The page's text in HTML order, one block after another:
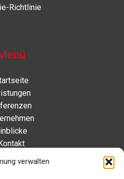
verwalten
Richtlinie